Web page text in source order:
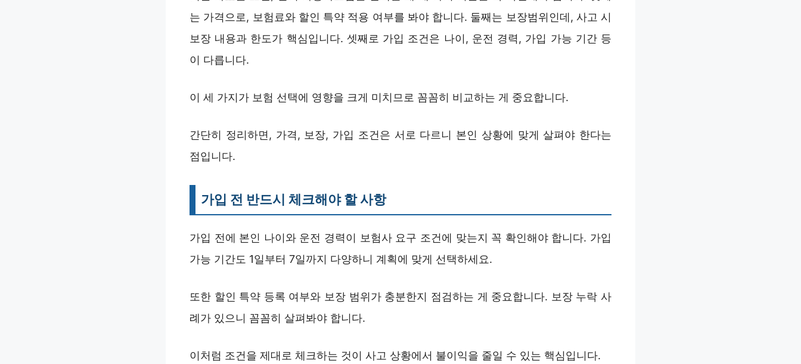
는 가격으로, 보험료와 할인 특약 적용 여부를 봐야 합니다. 둘째는 보장범위인데, 사고 시
보장 내용과 한도가 핵심입니다. 셋째로 가입 조건은 나이, 운전 경력, 가입 가능 기간 등
이 다릅니다.
이 세 가지가 보험 선택에 영향을 크게 미치므로 꼼꼼히 비교하는 게 중요합니다.
간단히 정리하면, 가격, 보장, 가입 조건은 서로 다르니 본인 상황에 맞게 살펴야 한다는
점입니다.
가입 전 반드시 체크해야 할 사항
가입 전에 본인 나이와 운전 경력이 보험사 요구 조건에 맞는지 꼭 확인해야 합니다. 가입
가능 기간도 1일부터 7일까지 다양하니 계획에 맞게 선택하세요.
또한 할인 특약 등록 여부와 보장 범위가 충분한지 점검하는 게 중요합니다. 보장 누락 사
례가 있으니 꼼꼼히 살펴봐야 합니다.
이처럼 조건을 제대로 체크하는 것이 사고 상황에서 불이익을 줄일 수 있는 핵심입니다.